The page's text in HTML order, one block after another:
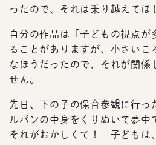
ったので、それは乗り越えてほ
自分の作品は「子どもの視点が
ることがありますが、小さいこ
なほうだったので、それが関係
せん。
先日、下の子の保育参観に行っ
ルパンの中身をくりぬいて夢中
それがおかしくて！ 子どもは